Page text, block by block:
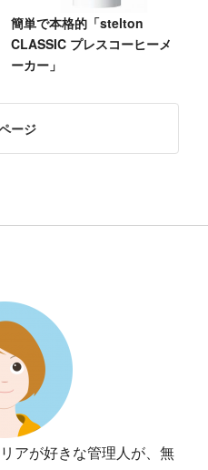
簡単で本格的「stelton
CLASSIC プレスコーヒーメ
ーカー」
アが好きな管理人が、無